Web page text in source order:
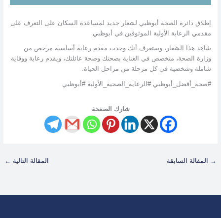
إطلاق دائرة الصحة أبوظبي لشعار جديد لمساعدة السكان على التعرف على
مقدمي الرعاية الأولية الموثوقين في أبوظبي
شاهد هذا الشعار، وستعرف أنك وجدت مقدم رعاية أساسية مرخص من
وزارة الصحة، متخصص في العناية بصحتك وصحة عائلتك، ويقدم رعاية ووقاية
شاملة وشخصية في كل مرحلة من مراحل الحياة.
#صحة_أفضل_أبوظبي #الرعاية_الصحية_الأولية #أبوظبي
شارك الصفحة
→ المقالة السابقة المقالة التالية ←